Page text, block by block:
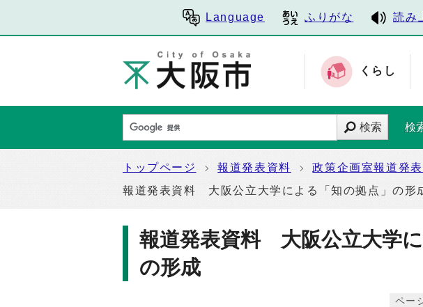
Language ふりがな 読み
くらし
検索 検
トップページ 報道発表資料 政策企画室報道発
報道発表資料 大阪公立大学による「知の拠点」の形
報道発表資料 大阪公立大学に
の形成
ペー